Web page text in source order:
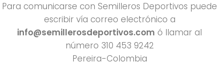
Para comunicarse con Semilleros Deportivos puede
escribir vía correo electrónico a
info@semillerosdeportivos.com ó llamar al
número 310 453 9242
Pereira-Colombia